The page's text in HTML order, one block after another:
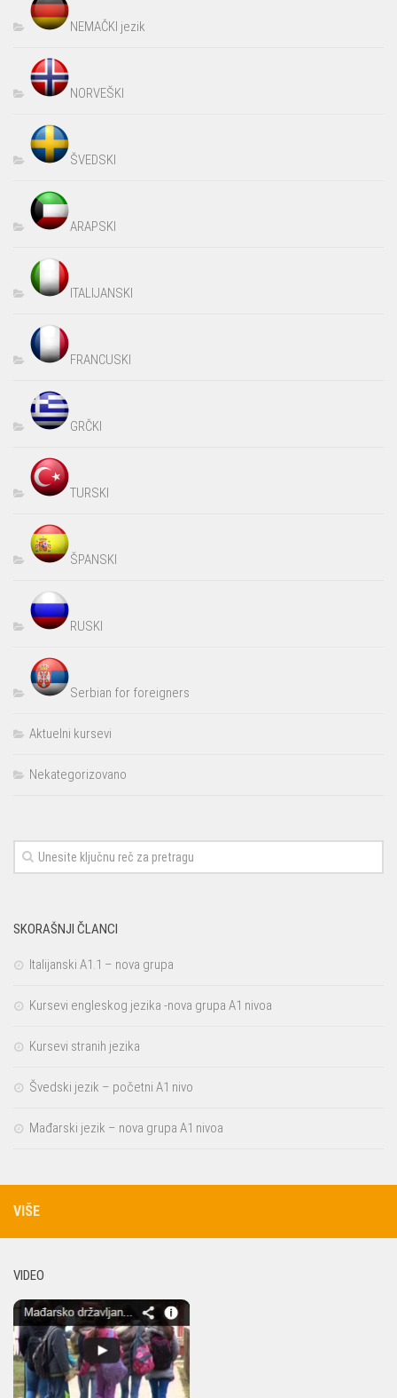
NEMAČKI jezik
NORVEŠKI
ŠVEDSKI
ARAPSKI
ITALIJANSKI
FRANCUSKI
GRČKI
TURSKI
ŠPANSKI
RUSKI
Serbian for foreigners
Aktuelni kursevi
Nekategorizovano
SKORAŠNJI ČLANCI
Italijanski A1.1 – nova grupa
Kursevi engleskog jezika -nova grupa A1 nivoa
Kursevi stranih jezika
Švedski jezik – početni A1 nivo
Mađarski jezik – nova grupa A1 nivoa
VIŠE
VIDEO